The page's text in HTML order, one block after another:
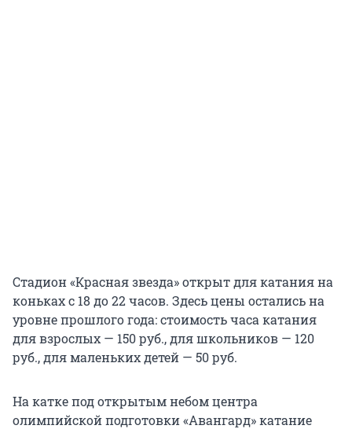
Стадион «Красная звезда» открыт для катания на
коньках с 18 до 22 часов. Здесь цены остались на
уровне прошлого года: стоимость часа катания
для взрослых — 150 руб., для школьников — 120
руб., для маленьких детей — 50 руб.
На катке под открытым небом центра
олимпийской подготовки «Авангард» катание